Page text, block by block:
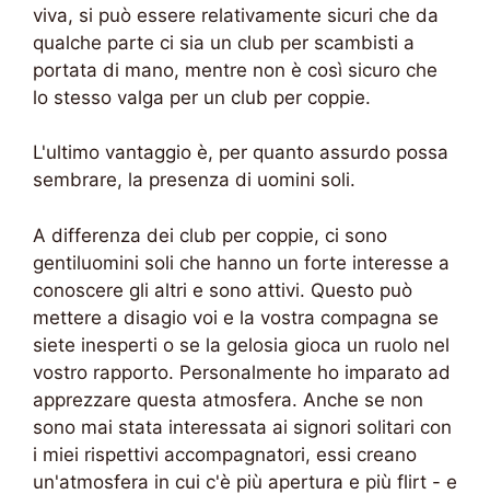
viva, si può essere relativamente sicuri che da
qualche parte ci sia un club per scambisti a
portata di mano, mentre non è così sicuro che
lo stesso valga per un club per coppie.
L'ultimo vantaggio è, per quanto assurdo possa
sembrare, la presenza di uomini soli.
A differenza dei club per coppie, ci sono
gentiluomini soli che hanno un forte interesse a
conoscere gli altri e sono attivi. Questo può
mettere a disagio voi e la vostra compagna se
siete inesperti o se la gelosia gioca un ruolo nel
vostro rapporto. Personalmente ho imparato ad
apprezzare questa atmosfera. Anche se non
sono mai stata interessata ai signori solitari con
i miei rispettivi accompagnatori, essi creano
un'atmosfera in cui c'è più apertura e più flirt - e